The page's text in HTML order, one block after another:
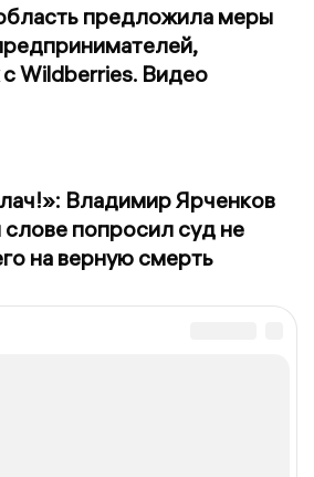
предложила меры
Wildberries. Видео
Владимир Ярченков
попросил суд не
на верную смерть